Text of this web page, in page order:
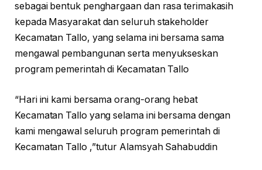
sebagai bentuk penghargaan dan rasa terimakasih
kepada Masyarakat dan seluruh stakeholder
Kecamatan Tallo, yang selama ini bersama sama
mengawal pembangunan serta menyukseskan
program pemerintah di Kecamatan Tallo
“Hari ini kami bersama orang-orang hebat
Kecamatan Tallo yang selama ini bersama dengan
kami mengawal seluruh program pemerintah di
Kecamatan Tallo ,”tutur Alamsyah Sahabuddin